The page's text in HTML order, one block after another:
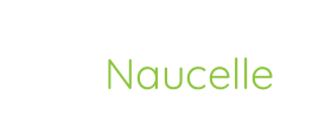
Naucelle